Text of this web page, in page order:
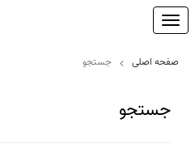
Toggle
صفحه اصلی جستجو
جستجو